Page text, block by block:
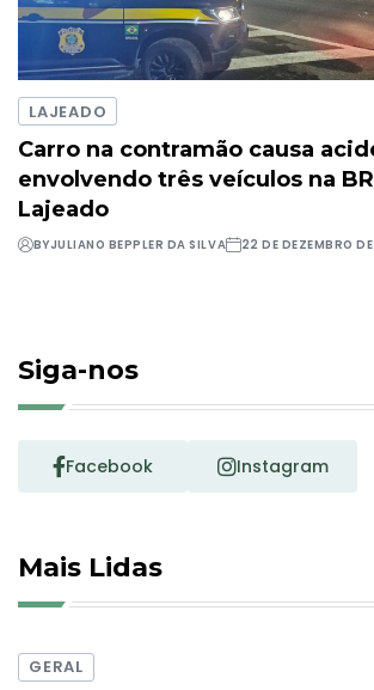
LAJEADO
Carro na contramão causa
envolvendo três veículos na
Lajeado
BYJULIANO BEPPLER DA SILVA 22 DE DEZEMBRO
Siga-nos
Facebook Instagram
Mais Lidas
GERAL